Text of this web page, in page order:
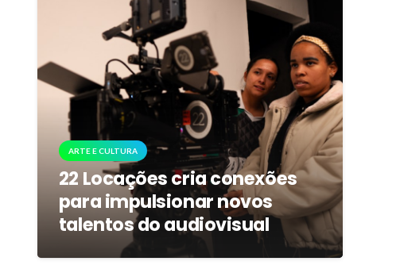
ARTE E CULTURA
22 Locações cria conexões
para impulsionar novos
talentos do audiovisual